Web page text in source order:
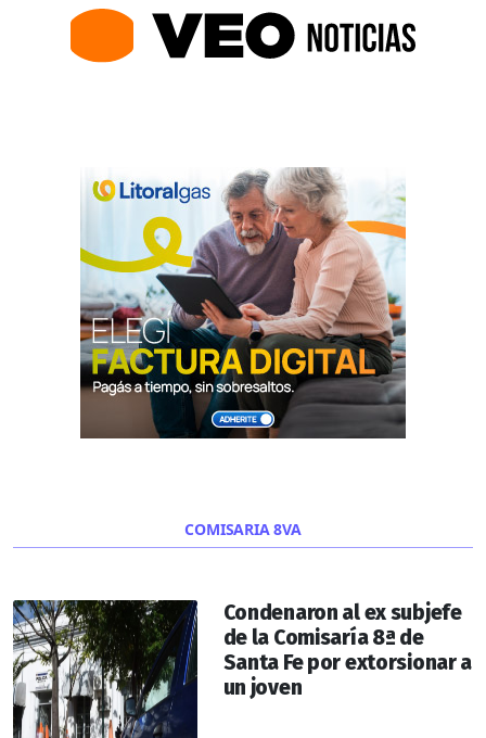
COMISARIA 8VA
Condenaron al ex subjefe
de la Comisaría 8ª de
Santa Fe por extorsionar a
un joven